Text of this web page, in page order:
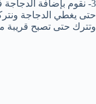
3- نقوم بإضافة الدجاجة
حتى يغطي الدجاجة
وتترك حتى تصبح قريبة